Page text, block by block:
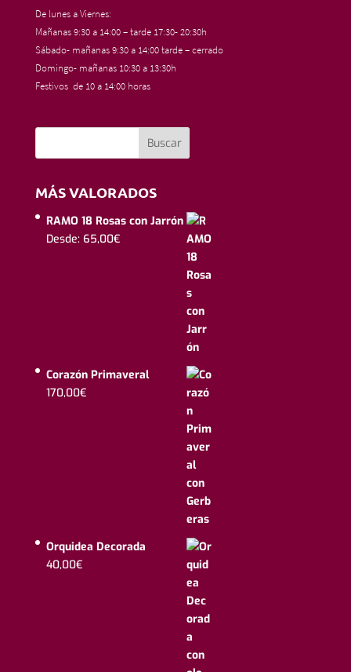
De lunes a Viernes:
Mañanas 9:30 a 14:00 – tarde 17:30- 20:30h
Sábado- mañanas 9:30 a 14:00 tarde – cerrado
Domingo- mañanas 10:30 a 13:30h
Festivos de 10 a 14:00 horas
MÁS VALORADOS
RAMO 18 Rosas con Jarrón
Desde: 65,00€
Corazón Primaveral
170,00€
Orquidea Decorada
40,00€